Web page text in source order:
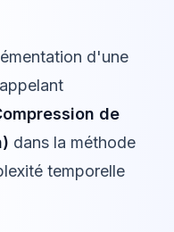
d'une
de
dans la méthode
temporelle